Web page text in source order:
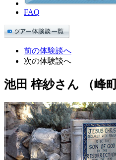
FAQ
前の体験談へ
次の体験談へ
池田 梓紗さん （峰